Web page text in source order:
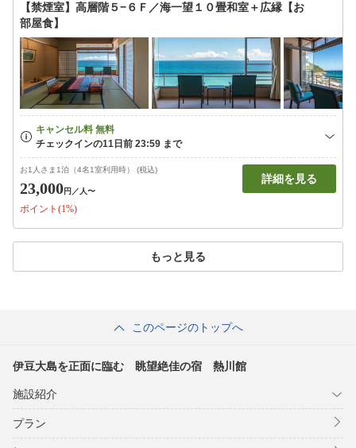
【禁煙室】高層階５−６Ｆ／海一望１０畳和室＋広縁【お
部屋食】
お1人さま1泊（4名1室利用時） (税込)
23,000円 ／人〜
ポイント(1%)
詳細を見る
もっと見る
このページのトップへ
伊豆大島を正面に臨む 眺望絶佳の宿 熱川館
施設紹介
プラン